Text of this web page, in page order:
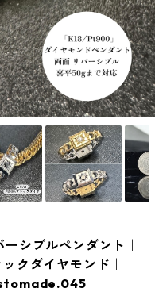
シブルペンダント｜
クダイヤモンド｜